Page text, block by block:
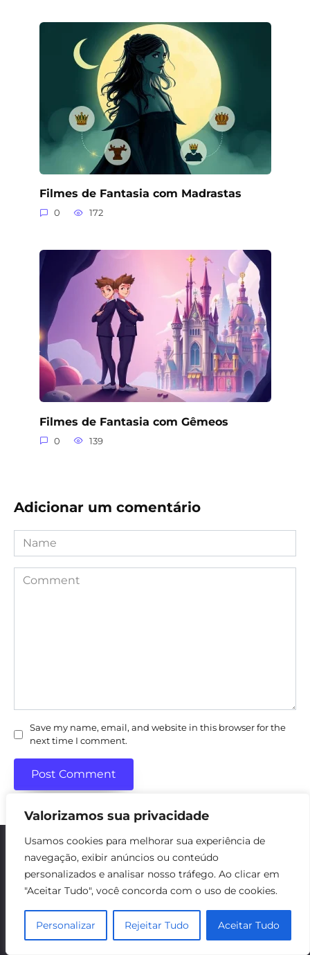
Valorizamos sua privacidade
Usamos cookies para melhorar sua experiência de
navegação, exibir anúncios ou conteúdo
personalizados e analisar nosso tráfego. Ao clicar em
"Aceitar Tudo", você concorda com o uso de cookies.
Personalizar Rejeitar Tudo Aceitar Tudo
Filmes de Fantasia com Madrastas
0 172
Filmes de Fantasia com Gêmeos
0 139
Adicionar um comentário
Name
Comment
Save my name, email, and website in this browser for the
next time I comment.
Contacte-nos
Política de Cookies
Política de Privacidade
Divulgação de Afiliação